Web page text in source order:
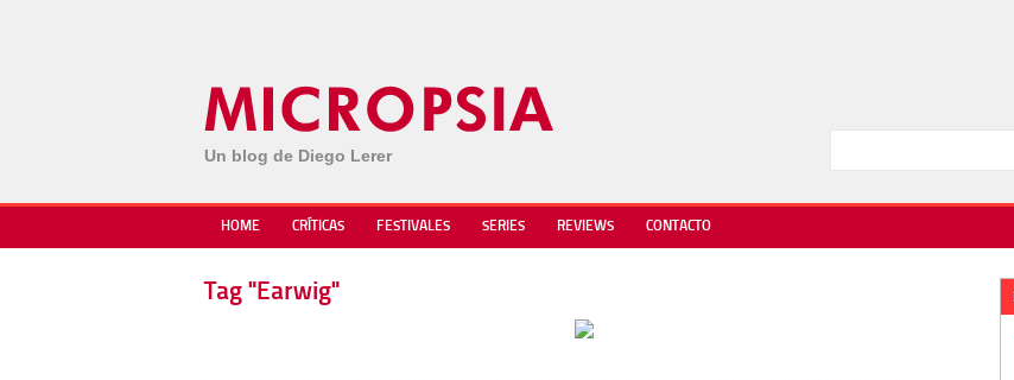
Un blog de Diego Lerer
HOME CRÍTICAS FESTIVALES SERIES REVIEWS CONTACTO
Tag "Earwig"